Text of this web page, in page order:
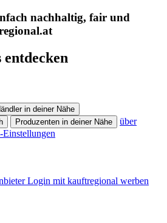
nachhaltig, fair und
entdecken
in deiner Nähe
Produzenten in deiner Nähe
über
Einstellungen
Login mit kauftregional werben